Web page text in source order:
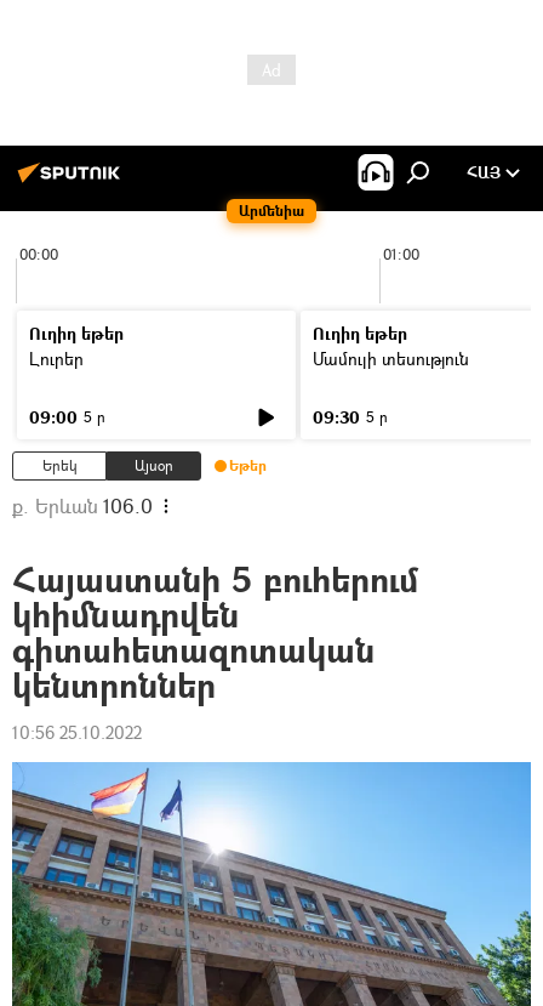
Արմենիա
ՀԱՅ
00:00 01:00
Ուղիղ եթեր
Լուրեր
09:00 5 ր
Ուղիղ եթեր
Մամուլի տեսություն
09:30 5 ր
Երեկ Այսօր Եթեր
ք. Երևան 106.0
Հայաստանի 5 բուհերում
կհիմնադրվեն
գիտահետազոտական
կենտրոններ
10:56 25.10.2022